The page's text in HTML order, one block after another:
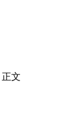
正文